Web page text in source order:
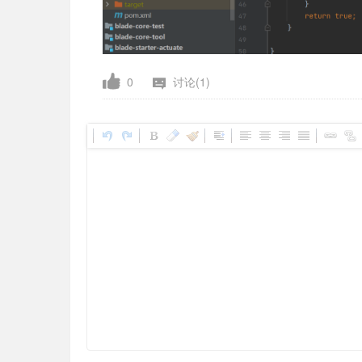
0 讨论(1)